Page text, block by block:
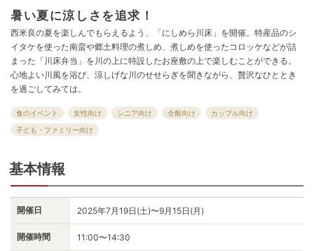
暑い夏に涼しさを追求！
西米良の夏を楽しんでもらえるよう、「にしめら川床」を開催。特産品のシ
イタケを使った南蛮や郷土料理の煮しめ、煮しめを使ったコロッケなどが詰
まった「川床弁当」を川の上に特設したお座敷の上で楽しむことができる。
心地よい川風を浴び、涼しげな川のせせらぎを聞きながら、贅沢なひととき
を過ごしてみては。
食のイベント 女性向け シニア向け 全般向け
カップル向け
子ども・ファミリー向け
基本情報
開催日 2025年7月19日(土)〜9月15日(月)
開催時間 11:00〜14:30